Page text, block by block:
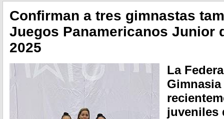
Confirman a tres gimnastas
Juegos Panamericanos Junior
2025
La
juveniles